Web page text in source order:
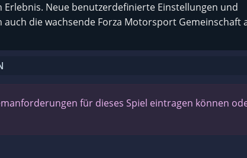
Neue benutzerdefinierte Einstellungen und
die wachsende Forza Motorsport Gemeinschaft
für dieses Spiel eintragen können